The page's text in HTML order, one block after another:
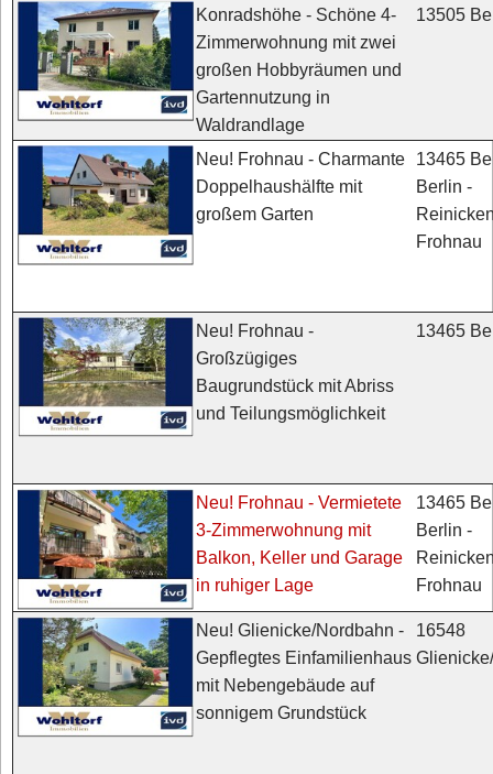
Konradshöhe - Schöne 4-
Zimmerwohnung mit zwei
großen Hobbyräumen und
Gartennutzung in
Waldrandlage
13505
Neu! Frohnau - Charmante
Doppelhaushälfte mit
großem Garten
13465
Berlin -
Frohnau
Neu! Frohnau -
Großzügiges
Baugrundstück mit Abriss
und Teilungsmöglichkeit
13465
Neu! Frohnau - Vermietete
3-Zimmerwohnung mit
Balkon, Keller und Garage
in ruhiger Lage
13465
Berlin -
Frohnau
Neu! Glienicke/Nordbahn -
Gepflegtes Einfamilienhaus
mit Nebengebäude auf
sonnigem Grundstück
16548